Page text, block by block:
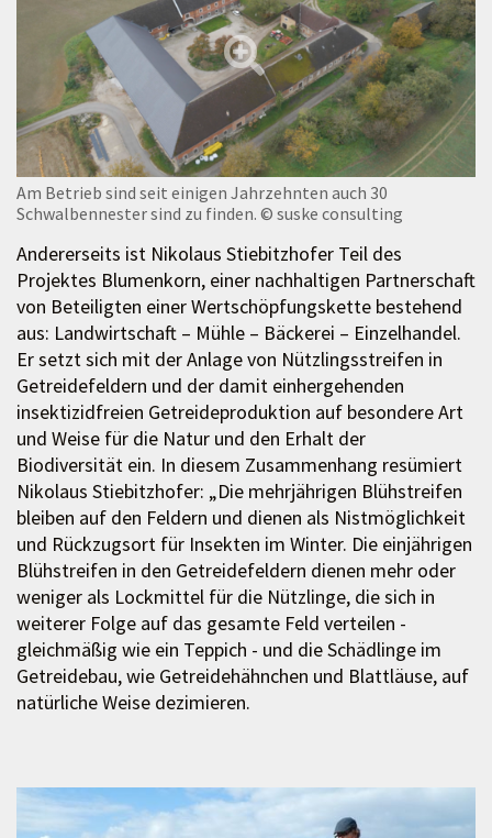
Am Betrieb sind seit einigen Jahrzehnten auch 30
Schwalbennester sind zu finden. © suske consulting
Andererseits ist Nikolaus Stiebitzhofer Teil des
Projektes Blumenkorn, einer nachhaltigen Partnerschaft
von Beteiligten einer Wertschöpfungskette bestehend
aus: Landwirtschaft – Mühle – Bäckerei – Einzelhandel.
Er setzt sich mit der Anlage von Nützlingsstreifen in
Getreidefeldern und der damit einhergehenden
insektizidfreien Getreideproduktion auf besondere Art
und Weise für die Natur und den Erhalt der
Biodiversität ein. In diesem Zusammenhang resümiert
Nikolaus Stiebitzhofer: „Die mehrjährigen Blühstreifen
bleiben auf den Feldern und dienen als Nistmöglichkeit
und Rückzugsort für Insekten im Winter. Die einjährigen
Blühstreifen in den Getreidefeldern dienen mehr oder
weniger als Lockmittel für die Nützlinge, die sich in
weiterer Folge auf das gesamte Feld verteilen -
gleichmäßig wie ein Teppich - und die Schädlinge im
Getreidebau, wie Getreidehähnchen und Blattläuse, auf
natürliche Weise dezimieren.